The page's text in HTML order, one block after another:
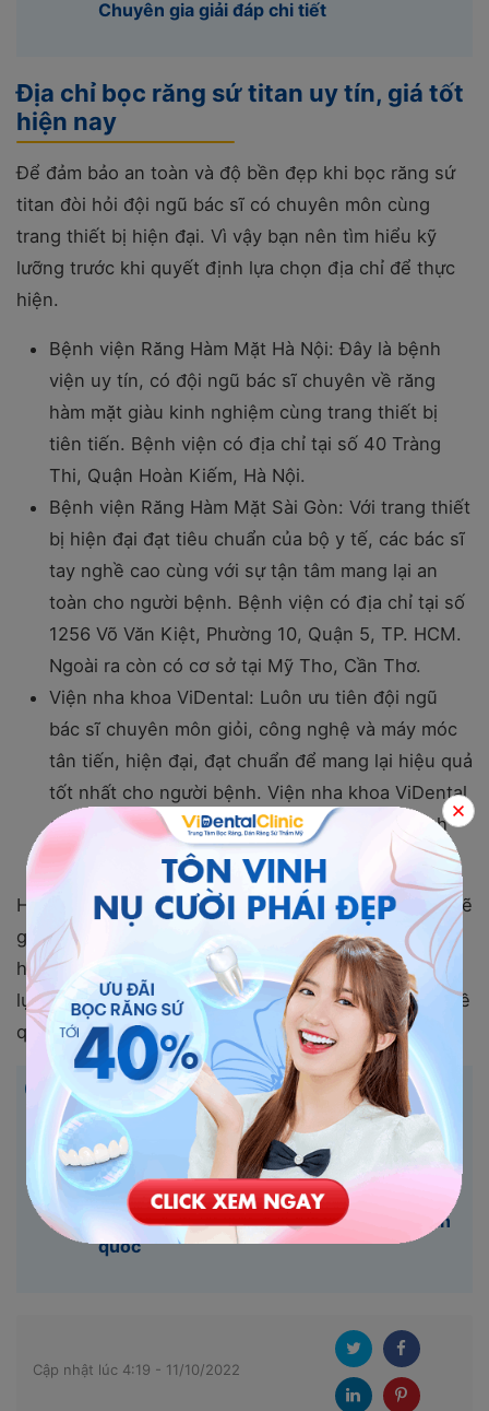
Chuyên gia giải đáp chi tiết
Địa chỉ bọc răng sứ titan uy tín, giá tốt
hiện nay
Để đảm bảo an toàn và độ bền đẹp khi bọc răng sứ
titan đòi hỏi đội ngũ bác sĩ có chuyên môn cùng
trang thiết bị hiện đại. Vì vậy bạn nên tìm hiểu kỹ
lưỡng trước khi quyết định lựa chọn địa chỉ để thực
hiện.
Bệnh viện Răng Hàm Mặt Hà Nội: Đây là bệnh
viện uy tín, có đội ngũ bác sĩ chuyên về răng
hàm mặt giàu kinh nghiệm cùng trang thiết bị
tiên tiến. Bệnh viện có địa chỉ tại số 40 Tràng
Thi, Quận Hoàn Kiếm, Hà Nội.
Bệnh viện Răng Hàm Mặt Sài Gòn: Với trang thiết
bị hiện đại đạt tiêu chuẩn của bộ y tế, các bác sĩ
tay nghề cao cùng với sự tận tâm mang lại an
toàn cho người bệnh. Bệnh viện có địa chỉ tại số
1256 Võ Văn Kiệt, Phường 10, Quận 5, TP. HCM.
Ngoài ra còn có cơ sở tại Mỹ Tho, Cần Thơ.
Viện nha khoa ViDental: Luôn ưu tiên đội ngũ
bác sĩ chuyên môn giỏi, công nghệ và máy móc
tân tiến, hiện đại, đạt chuẩn để mang lại hiệu quả
tốt nhất cho người bệnh. Viện nha khoa ViDental
có địa chỉ tại số 30 Phạm Văn Đồng - Mai Dịch -
Hà Nội.
Hy vọng với những thông tin chia sẻ trong bài viết sẽ
giúp bạn giải quyết những thắc mắc, đặc biệt là câu
hỏi bọc răng sứ titan giá bao nhiêu. Bạn cần chú ý
lựa chọn địa chỉ bọc răng uy tín, tìm hiểu kỹ lưỡng về
quy trình thực hiện và mức chi phí cần chuẩn bị.
THÔNG TIN QUAN TRỌNG:
Tuổi thọ của răng sứ: Thời gian và những
yếu tố tác động
Bọc răng sứ trả góp nên hay không?
Những địa chỉ thực hiện uy tín trên toàn
quốc
Cập nhật lúc 4:19 - 11/10/2022